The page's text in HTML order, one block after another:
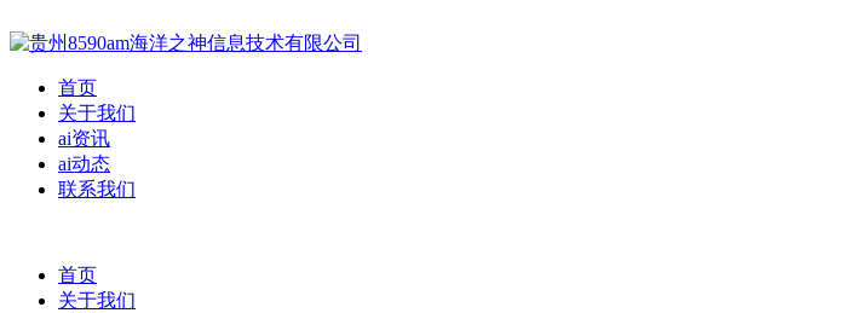
首页
关于我们
ai资讯
ai动态
联系我们
首页
关于我们